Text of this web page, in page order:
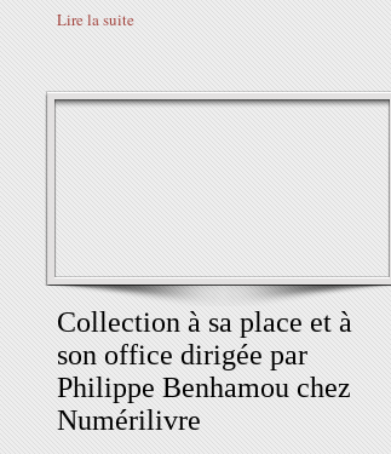
Lire la suite
Collection à sa place et à
son office dirigée par
Philippe Benhamou chez
Numérilivre